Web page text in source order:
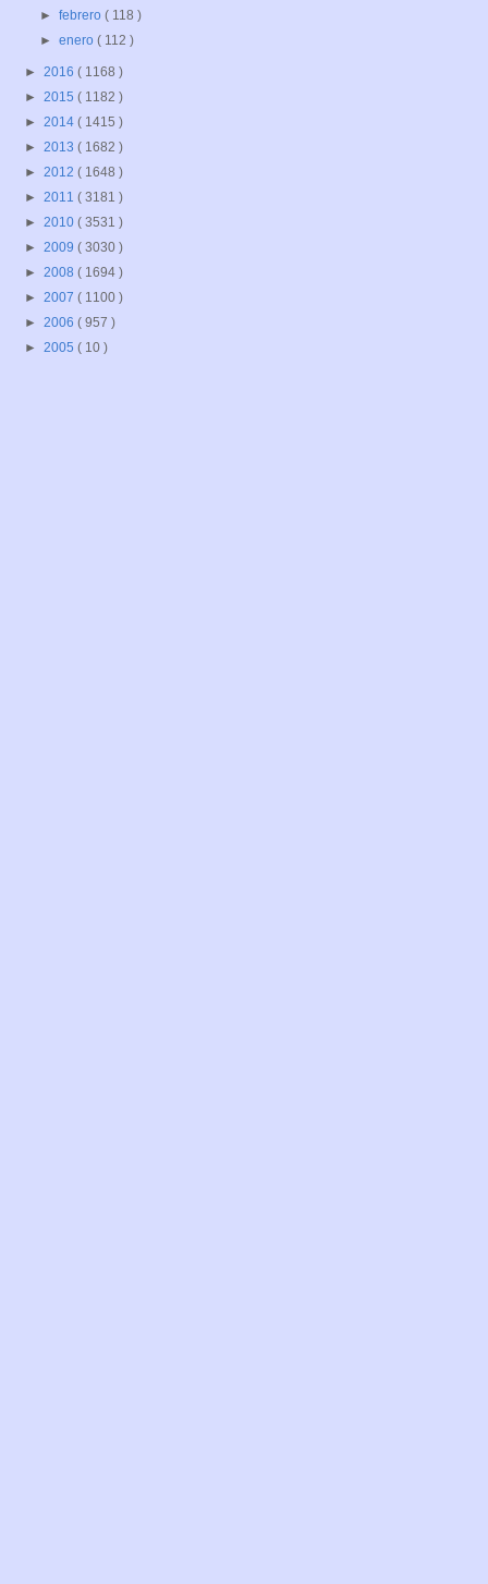
►febrero( 118 )
►enero( 112 )
► 2016 ( 1168 )
► 2015 ( 1182 )
► 2014 ( 1415 )
► 2013 ( 1682 )
► 2012 ( 1648 )
► 2011 ( 3181 )
► 2010 ( 3531 )
► 2009 ( 3030 )
► 2008 ( 1694 )
► 2007 ( 1100 )
► 2006 ( 957 )
► 2005 ( 10 )